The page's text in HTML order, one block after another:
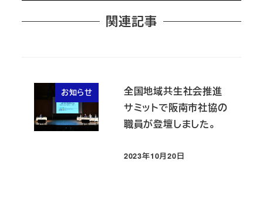
関連記事
お知らせ
全国地域共生社会推進
サミットで阪南市社協の
職員が登壇しました。
投稿日
2023年10月20日